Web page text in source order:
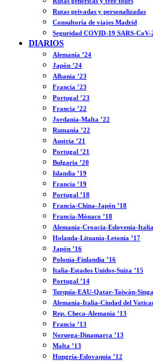
Rutas privadas y personalizadas
Consultoría de viajes Madrid
Seguridad COVID-19 SARS-CoV-
DIARIOS
Alemania ’24
Japón ’24
Albania ’23
Francia ’23
Portugal ’23
Francia ’22
Jordania-Malta ’22
Rumanía ’22
Austria ’21
Portugal ’21
Bulgaria ’20
Islandia ’19
Francia ’19
Portugal ’18
Francia-China-Japón ’18
Francia-Mónaco ’18
Alemania-Croacia-Eslovenia-
Holanda-Lituania-Letonia ’17
Japón ’16
Polonia-Finlandia ’16
Italia-Estados Unidos-Suiza ’15
Portugal ’14
Turquía-EAU-Qatar-Taiwán-
Alemania-Italia-Ciudad del
Rep. Checa-Alemania ’13
Francia ’13
Noruega-Dinamarca ’13
Malta ’13
Hungría-Eslovaquia ’12